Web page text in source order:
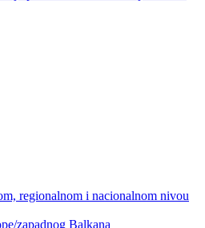
regionalnom i nacionalnom nivou
zapadnog Balkana